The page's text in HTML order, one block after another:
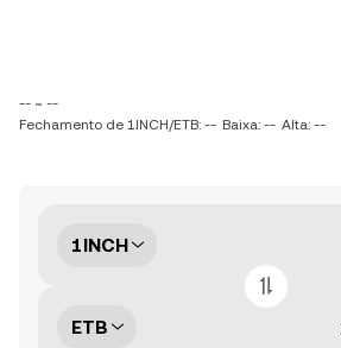
-- ~ --
Fechamento de 1INCH/ETB: -- Baixa: -- Alta: --
1INCH
ETB